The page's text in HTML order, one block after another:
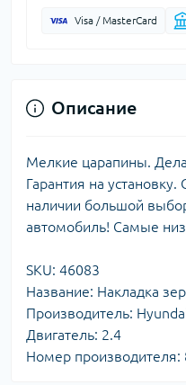
Visa / MasterCard
Описание
Мелкие царапины.
Гарантия на
наличии большой
автомобиль! Самые
SKU: 46083
Название: Накладка
Производитель:
Двигатель: 2.4
Номер производителя: